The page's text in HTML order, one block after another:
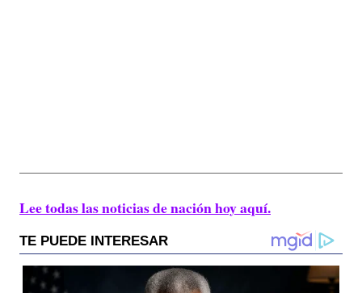
Lee todas las noticias de nación hoy aquí.